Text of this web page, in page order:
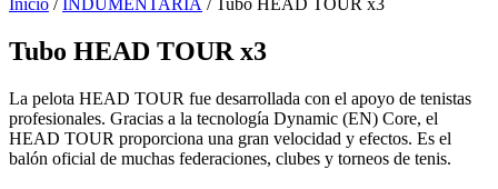
Tubo HEAD TOUR x3
La pelota HEAD TOUR fue desarrollada con el apoyo de tenistas
profesionales. Gracias a la tecnología Dynamic (EN) Core, el
HEAD TOUR proporciona una gran velocidad y efectos. Es el
balón oficial de muchas federaciones, clubes y torneos de tenis.